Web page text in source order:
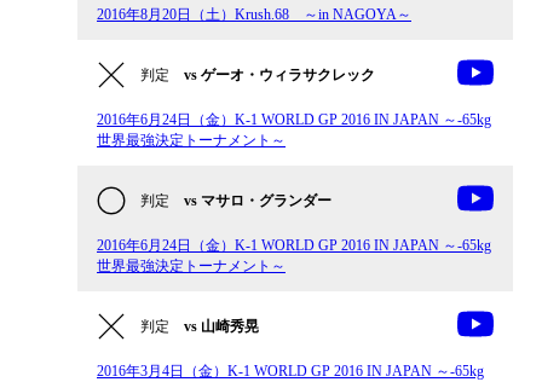
2016年8月20日（土）Krush.68 ～in NAGOYA～
判定 vs ゲーオ・ウィラサクレック
2016年6月24日（金）K-1 WORLD GP 2016 IN JAPAN ～-65kg
世界最強決定トーナメント～
判定 vs マサロ・グランダー
2016年6月24日（金）K-1 WORLD GP 2016 IN JAPAN ～-65kg
世界最強決定トーナメント～
判定 vs 山崎秀晃
2016年3月4日（金）K-1 WORLD GP 2016 IN JAPAN ～-65kg